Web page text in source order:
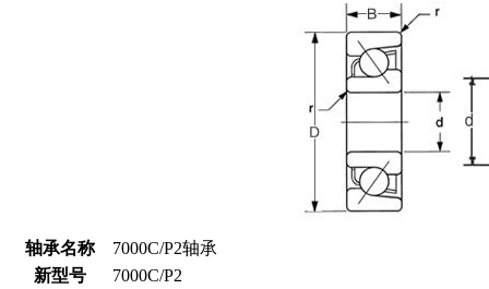
轴承名称
7000C/P2轴承
新型号
7000C/P2